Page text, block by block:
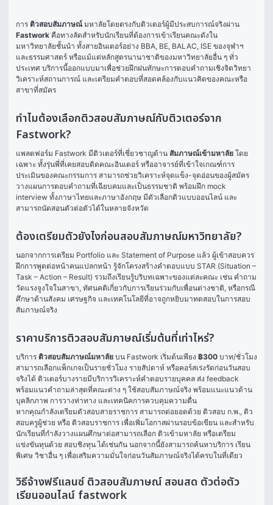
การ ติวสอบสัมภาษณ์
Fastwork คือทางลัดสำหรับนักเรียนที่ต้องการเข้าเรียนคณะดังใน
มหาวิทยาลัยชั้นนำ ทั้งสายอินเตอร์อย่าง BBA, BE, BALAC, ISE ของจุฬาฯ
และธรรมศาสตร์ หรือแม้แต่หลักสูตรนานาชาติของมหาวิทยาลัยอื่น ๆ ทั่ว
ประเทศ บริการนี้ออกแบบมาเพื่อช่วยฝึกฝนทักษะการตอบคำถามเชิงจิตวิทยา
วิเคราะห์สถานการณ์ และเตรียมคำตอบที่สอดคล้องกับแนวคิดของคณะหรือ
สาขาที่สมัคร
ทำไมต้องเลือกติวสอบสัมภาษณ์กับติวเตอร์จาก
Fastwork?
แพลตฟอร์ม Fastwork มีติวเตอร์ที่เชี่ยวชาญด้าน สัมภาษณ์เข้ามหาลัย โดย
เฉพาะ ทั้งรุ่นพี่ที่เคยสอบติดคณะอินเตอร์ หรืออาจารย์ที่เข้าใจเกณฑ์การ
ประเมินของคณะกรรมการ สามารถช่วยวิเคราะห์จุดแข็ง-จุดอ่อนของผู้สมัคร
วางแผนการตอบคำถามที่เฉียบคมและเป็นธรรมชาติ พร้อมฝึก mock
interview ทั้งภาษาไทยและภาษาอังกฤษ มีตัวเลือกติวแบบออนไลน์ และ
สามารถนัดสอนตัวต่อตัวได้ในหลายจังหวัด
ต้องเตรียมตัวยังไงก่อนสอบสัมภาษณ์มหาวิทยาลัย?
นอกจากการเตรียม Portfolio และ Statement of Purpose แล้ว ผู้เข้าสอบควร
ฝึกการพูดต่อหน้าคนแปลกหน้า รู้จักโครงสร้างคำตอบแบบ STAR (Situation –
Task – Action – Result) รวมถึงเรียนรู้บริบทเฉพาะของแต่ละคณะ เช่น คำถาม
วัดแรงจูงใจในสาขา, ทัศนคติเกี่ยวกับการเรียนร่วมกับเพื่อนต่างชาติ, หรือกรณี
ศึกษาด้านสังคม เศรษฐกิจ และเทคโนโลยีที่อาจถูกหยิบมาทดสอบในการสอบ
สัมภาษณ์จริง
ราคาบริการติวสอบสัมภาษณ์เริ่มต้นที่เท่าไหร่?
บริการ ติวสอบสัมภาษณ์มหาลัย บน Fastwork เริ่มต้นเพียง ฿300 บาท/ชั่วโมง
สามารถเลือกแพ็กเกจเป็นรายชั่วโมง รายสัปดาห์ หรือคอร์สเร่งรัดก่อนวันสอบ
จริงได้ ติวเตอร์บางรายมีบริการวิเคราะห์คำตอบรายบุคคล ส่ง feedback
พร้อมแนวคำถามล่าสุดที่คณะต่าง ๆ ใช้สอบสัมภาษณ์จริง พร้อมแนะแนวด้าน
บุคลิกภาพ การวางท่าทาง และเทคนิคการควบคุมความตื่น
หากคุณกำลังเตรียมตัวสอบสายราชการ สามารถต่อยอดด้วย ติวสอบ ก.พ., ติว
สอบครูผู้ช่วย หรือ ติวสอบราชการ เพื่อเพิ่มโอกาสผ่านรอบข้อเขียน และสำหรับ
นักเรียนที่กำลังวางแผนศึกษาต่อสามารถเลือก ติวเข้ามหาลัย หรือเตรียม
แข่งขันทุนด้วย สอบชิงทุน ได้เช่นกัน นอกจากนี้ยังสามารถค้นหาบริการ เรียน
พิเศษ วิชาอื่น ๆ เพื่อเสริมความมั่นใจก่อนวันสัมภาษณ์จริงได้ครบในที่เดียว
วิธีจ้างฟรีแลนซ์ ติวสอบสัมภาษณ์ สอนสด ตัวต่อตัว
เรียนออนไลน์ fastwork